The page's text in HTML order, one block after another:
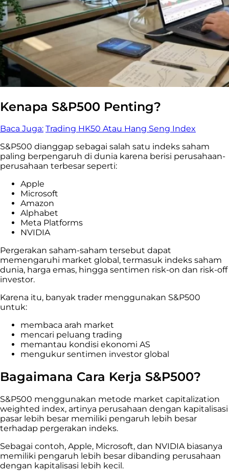
Kenapa S&P500 Penting?
Baca Juga: Trading HK50 Atau Hang Seng Index
S&P500 dianggap sebagai salah satu indeks saham
paling berpengaruh di dunia karena berisi perusahaan-
perusahaan terbesar seperti:
Apple
Microsoft
Amazon
Alphabet
Meta Platforms
NVIDIA
Pergerakan saham-saham tersebut dapat
memengaruhi market global, termasuk indeks saham
dunia, harga emas, hingga sentimen risk-on dan risk-off
investor.
Karena itu, banyak trader menggunakan S&P500
untuk:
membaca arah market
mencari peluang trading
memantau kondisi ekonomi AS
mengukur sentimen investor global
Bagaimana Cara Kerja S&P500?
S&P500 menggunakan metode market capitalization
weighted index, artinya perusahaan dengan kapitalisasi
pasar lebih besar memiliki pengaruh lebih besar
terhadap pergerakan indeks.
Sebagai contoh, Apple, Microsoft, dan NVIDIA biasanya
memiliki pengaruh lebih besar dibanding perusahaan
dengan kapitalisasi lebih kecil.